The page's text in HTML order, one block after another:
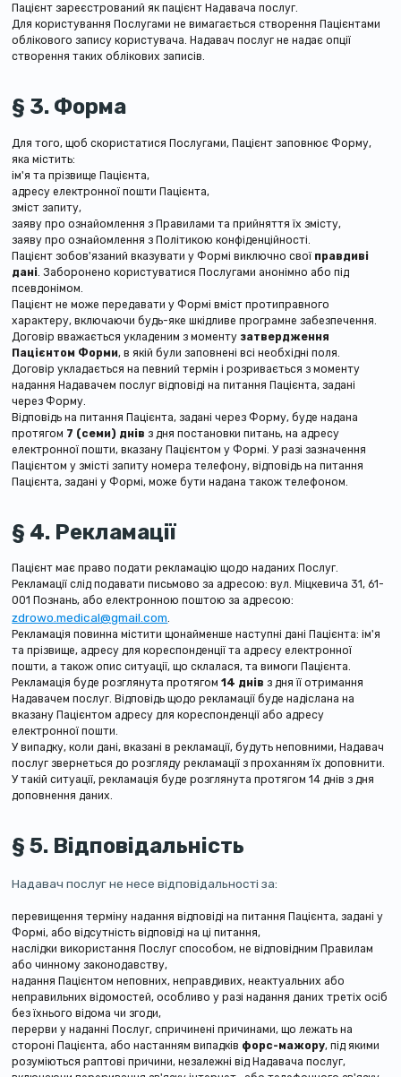
Пацієнт зареєстрований як пацієнт Надавача послуг.
Для користування Послугами не вимагається створення Пацієнтами
облікового запису користувача. Надавач послуг не надає опції
створення таких облікових записів.
§ 3. Форма
Для того, щоб скористатися Послугами, Пацієнт заповнює Форму,
яка містить:
ім'я та прізвище Пацієнта,
адресу електронної пошти Пацієнта,
зміст запиту,
заяву про ознайомлення з Правилами та прийняття їх змісту,
заяву про ознайомлення з Політикою конфіденційності.
Пацієнт зобов'язаний вказувати у Формі виключно свої правдиві
дані . Заборонено користуватися Послугами анонімно або під
псевдонімом.
Пацієнт не може передавати у Формі вміст протиправного
характеру, включаючи будь-яке шкідливе програмне забезпечення.
Договір вважається укладеним з моменту затвердження
Пацієнтом Форми, в якій були заповнені всі необхідні поля.
Договір укладається на певний термін і розривається з моменту
надання Надавачем послуг відповіді на питання Пацієнта, задані
через Форму.
Відповідь на питання Пацієнта, задані через Форму, буде надана
протягом 7 (семи) днів з дня постановки питань, на адресу
електронної пошти, вказану Пацієнтом у Формі. У разі зазначення
Пацієнтом у змісті запиту номера телефону, відповідь на питання
Пацієнта, задані у Формі, може бути надана також телефоном.
§ 4. Рекламації
Пацієнт має право подати рекламацію щодо наданих Послуг.
Рекламації слід подавати письмово за адресою: вул. Міцкевича 31, 61-
001 Познань, або електронною поштою за адресою:
zdrowo.medical@gmail.com.
Рекламація повинна містити щонайменше наступні дані Пацієнта: ім'я
та прізвище, адресу для кореспонденції та адресу електронної
пошти, а також опис ситуації, що склалася, та вимоги Пацієнта.
Рекламація буде розглянута протягом14 днів з дня її отримання
Надавачем послуг. Відповідь щодо рекламації буде надіслана на
вказану Пацієнтом адресу для кореспонденції або адресу
електронної пошти.
У випадку, коли дані, вказані в рекламації, будуть неповними, Надавач
послуг звернеться до розгляду рекламації з проханням їх доповнити.
У такій ситуації, рекламація буде розглянута протягом 14 днів з дня
доповнення даних.
§ 5. Відповідальність
Надавач послуг не несе відповідальності за:
перевищення терміну надання відповіді на питання Пацієнта, задані у
Формі, або відсутність відповіді на ці питання,
наслідки використання Послуг способом, не відповідним Правилам
або чинному законодавству,
надання Пацієнтом неповних, неправдивих, неактуальних або
неправильних відомостей, особливо у разі надання даних третіх осіб
без їхнього відома чи згоди,
перерви у наданні Послуг, спричинені причинами, що лежать на
стороні Пацієнта, або настанням випадків форс-мажору, під якими
розуміються раптові причини, незалежні від Надавача послуг,